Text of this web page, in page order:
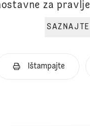
za
Ištampajte